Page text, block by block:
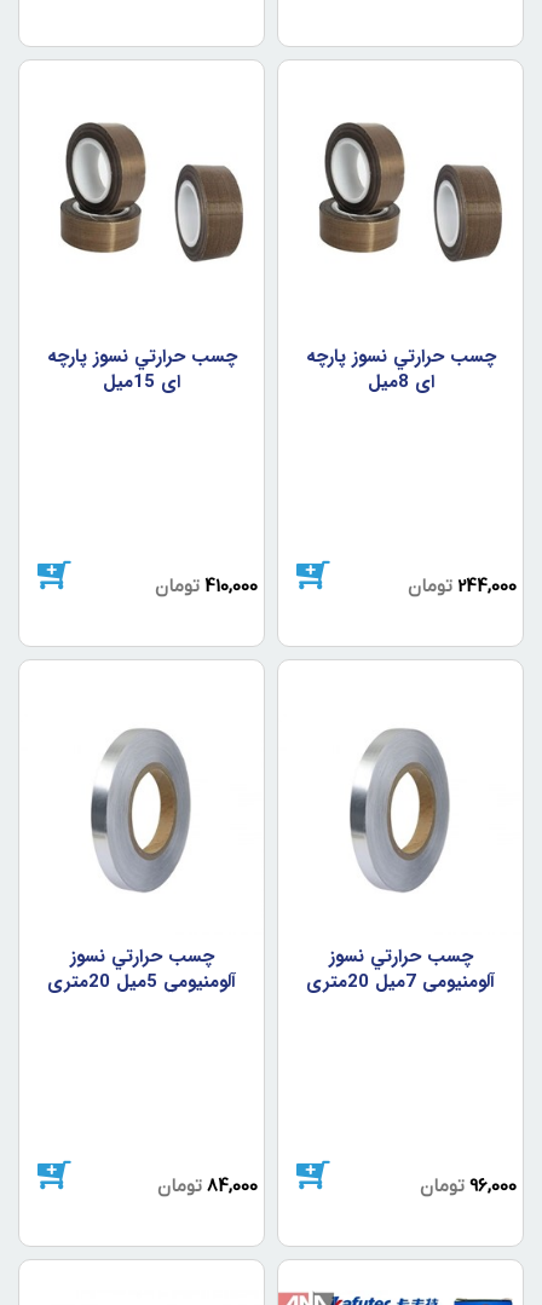
چسب حرارتي نسوز پارچه
اي 8ميل
244,000 تومان
چسب حرارتي نسوز پارچه
اي 15ميل
410,000 تومان
چسب حرارتي نسوز
آلومنيومي 7ميل 20متري
96,000 تومان
چسب حرارتي نسوز
آلومنيومي 5ميل 20متري
84,000 تومان